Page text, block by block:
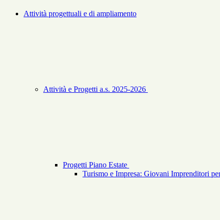
Attività progettuali e di ampliamento
Attività e Progetti a.s. 2025-2026
Progetti Piano Estate
Turismo e Impresa: Giovani Imprenditori